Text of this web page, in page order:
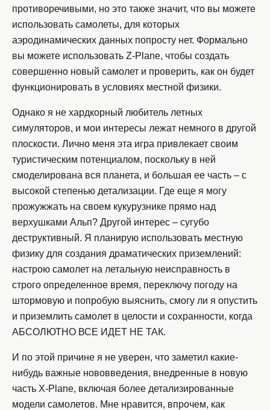
противоречивыми, но это также значит, что вы можете
использовать самолеты, для которых
аэродинамических данных попросту нет. Формально
вы можете использовать Z-Plane, чтобы создать
совершенно новый самолет и проверить, как он будет
функционировать в условиях местной физики.
Однако я не хардкорный любитель летных
симуляторов, и мои интересы лежат немного в другой
плоскости. Лично меня эта игра привлекает своим
туристическим потенциалом, поскольку в ней
смоделирована вся планета, и большая ее часть – с
высокой степенью детализации. Где еще я могу
прожужжать на своем кукурузнике прямо над
верхушками Альп? Другой интерес – сугубо
деструктивный. Я планирую использовать местную
физику для создания драматических приземлений:
настрою самолет на летальную неисправность в
строго определенное время, переключу погоду на
штормовую и попробую выяснить, смогу ли я опустить
и приземлить самолет в целости и сохранности, когда
АБСОЛЮТНО ВСЕ ИДЕТ НЕ ТАК.
И по этой причине я не уверен, что заметил какие-
нибудь важные нововведения, внедренные в новую
часть X-Plane, включая более детализированные
модели самолетов. Мне нравится, впрочем, как